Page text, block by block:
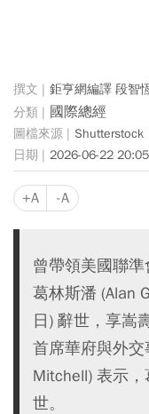
鉅亨網編譯 段智
國際總經
Shutterstock
2026-06-22 20:05
+A -A
曾帶領美國聯
葛林斯潘 (Alan
日) 辭世，享嵩
首席華府與外
Mitchell) 表示
世。